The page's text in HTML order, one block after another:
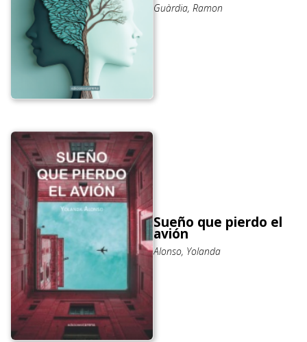
Guàrdia, Ramon
Sueño que pierdo el
avión
Alonso, Yolanda